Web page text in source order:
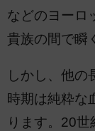
などのヨーロ
貴族の間で瞬
しかし、他の
時期は純粋な
ります。20